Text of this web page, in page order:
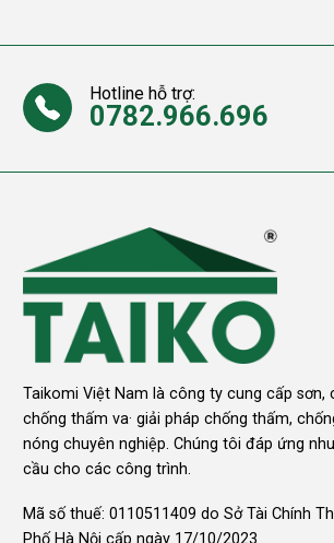
Hotline hỗ trợ:
0782.966.696
Taikomi Việt Nam là công ty cung cấp sơn,
chống thấm va· giải pháp chống thấm,
nóng chuyên nghiệp. Chúng tôi đáp ứng nhu
cầu cho các công trình.
Mã số thuế: 0110511409 do Sở Tài Chính